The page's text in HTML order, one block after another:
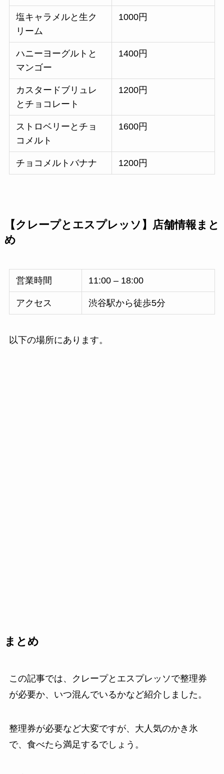
塩キャラメルと生ク
リーム
1000円
ハニーヨーグルトと
マンゴー
1400円
カスタードブリュレ
とチョコレート
1200円
ストロベリーとチョ
コメルト
1600円
チョコメルトバナナ 1200円
【クレープとエスプレッソ】店舗情報まと
め
営業時間 11:00 – 18:00
アクセス 渋谷駅から徒歩5分
以下の場所にあります。
まとめ
この記事では、クレープとエスプレッソで整理券
が必要か、いつ混んでいるかなど紹介しました。
整理券が必要など大変ですが、大人気のかき氷
で、食べたら満足するでしょう。